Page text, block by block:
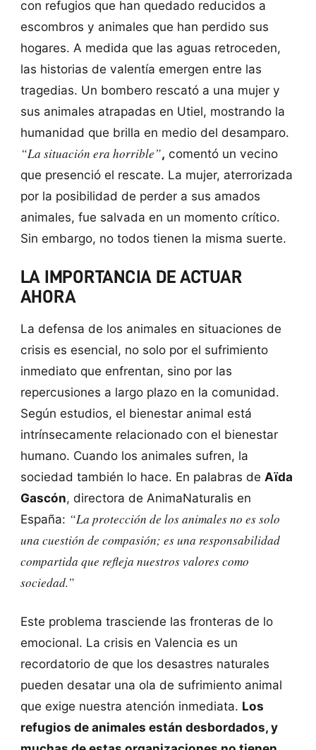
con refugios que han quedado reducidos a
escombros y animales que han perdido sus
hogares. A medida que las aguas retroceden,
las historias de valentía emergen entre las
tragedias. Un bombero rescató a una mujer y
sus animales atrapadas en Utiel, mostrando la
humanidad que brilla en medio del desamparo.
“La situación era horrible”, comentó un vecino
que presenció el rescate. La mujer, aterrorizada
por la posibilidad de perder a sus amados
animales, fue salvada en un momento crítico.
Sin embargo, no todos tienen la misma suerte.
LA IMPORTANCIA DE ACTUAR
AHORA
La defensa de los animales en situaciones de
crisis es esencial, no solo por el sufrimiento
inmediato que enfrentan, sino por las
repercusiones a largo plazo en la comunidad.
Según estudios, el bienestar animal está
intrínsecamente relacionado con el bienestar
humano. Cuando los animales sufren, la
sociedad también lo hace. En palabras de Aïda
Gascón, directora de AnimaNaturalis en
España: “La protección de los animales no es solo
una cuestión de compasión; es una responsabilidad
compartida que refleja nuestros valores como
sociedad.”
Este problema trasciende las fronteras de lo
emocional. La crisis en Valencia es un
recordatorio de que los desastres naturales
pueden desatar una ola de sufrimiento animal
que exige nuestra atención inmediata. Los
refugios de animales están desbordados, y